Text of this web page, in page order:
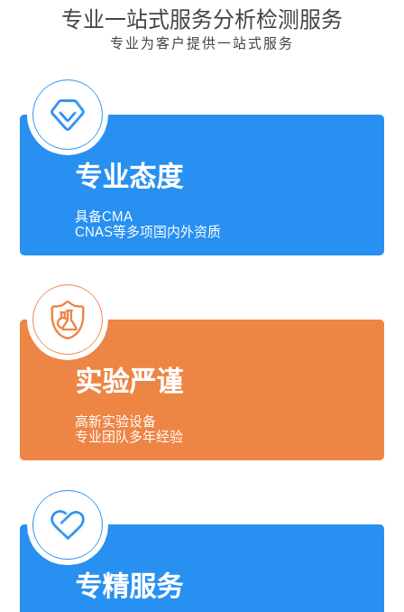
专业一站式服务分析检测服务
专业为客户提供一站式服务
专业态度
具备CMA
CNAS等多项国内外资质
实验严谨
高新实验设备
专业团队多年经验
专精服务